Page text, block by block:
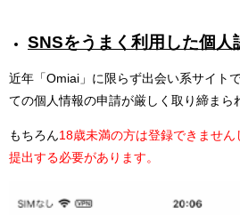
SNSをうまく利用した個人
近年「Omiai」に限らず出会い系サイト
ての個人情報の申請が厳しく取り締まら
もちろん18歳未満の方は登録できませ
提出する必要があります。